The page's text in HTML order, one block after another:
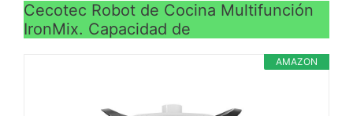
Cecotec Robot de Cocina Multifunción
IronMix. Capacidad de
AMAZON